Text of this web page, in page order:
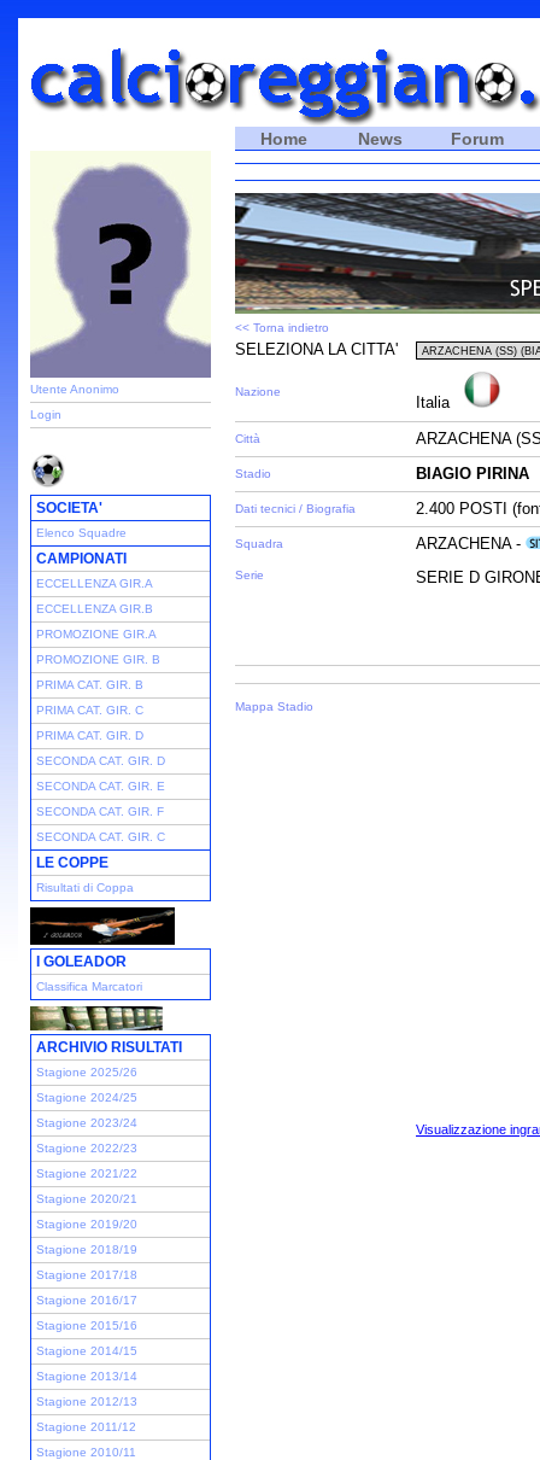
Utente Anonimo
Login
SOCIETA'
Elenco Squadre
CAMPIONATI
ECCELLENZA GIR.A
ECCELLENZA GIR.B
PROMOZIONE GIR.A
PROMOZIONE GIR. B
PRIMA CAT. GIR. B
PRIMA CAT. GIR. C
PRIMA CAT. GIR. D
SECONDA CAT. GIR. D
SECONDA CAT. GIR. E
SECONDA CAT. GIR. F
SECONDA CAT. GIR. C
LE COPPE
Risultati di Coppa
I GOLEADOR
Classifica Marcatori
ARCHIVIO RISULTATI
Stagione 2025/26
Stagione 2024/25
Stagione 2023/24
Stagione 2022/23
Stagione 2021/22
Stagione 2020/21
Stagione 2019/20
Stagione 2018/19
Stagione 2017/18
Stagione 2016/17
Stagione 2015/16
Stagione 2014/15
Stagione 2013/14
Stagione 2012/13
Stagione 2011/12
Stagione 2010/11
Home News Forum
<< Torna indietro
SELEZIONA LA CITTA'
Nazione
Italia
Città ARZACHENA
Stadio BIAGIO PIRINA
Dati tecnici / Biografia 2.400 POSTI
Squadra
Serie
ARZACHENA -
SERIE D
Mappa Stadio
Visualizzazione